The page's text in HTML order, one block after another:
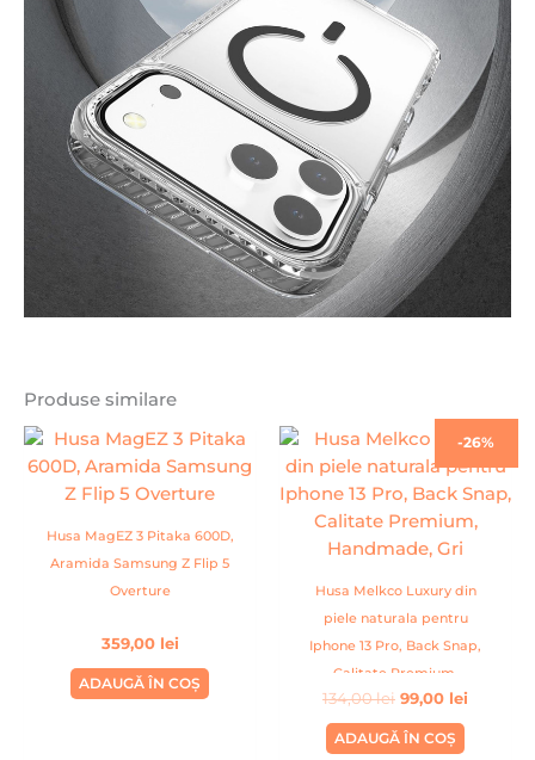
Produse similare
Husa MagEZ 3 Pitaka 600D,
Aramida Samsung Z Flip 5
Overture
359,00 lei
ADAUGĂ ÎN COȘ
-26%
Husa Melkco Luxury din
piele naturala pentru
Iphone 13 Pro, Back Snap,
Calitate Premium,
Handmade, Gri
134,00lei
Prețul
inițial
a
fost:
134,00 lei.
99,00 lei
Prețul
este:
99,00
ADAUGĂ ÎN COȘ